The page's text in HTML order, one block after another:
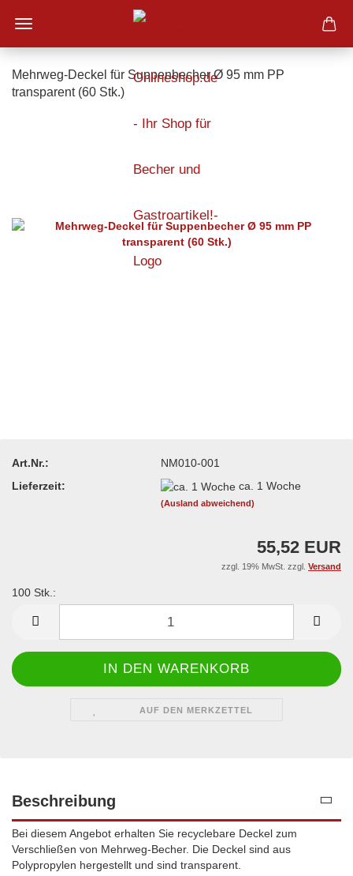
Mehrweg-Deckel für Suppenbecher Ø 95 mm PP
transparent (60 Stk.)
Art.Nr.:
NM010-001
Lieferzeit:
ca. 1 Woche
(Ausland abweichend)
55,52 EUR
zzgl. 19% MwSt. zzgl. Versand
100 Stk.:
AUF DEN MERKZETTEL
Beschreibung
Bei diesem Angebot erhalten Sie recyclebare Deckel zum
Verschließen von Mehrweg-Becher. Die Deckel sind aus
Polypropylen hergestellt und sind transparent.